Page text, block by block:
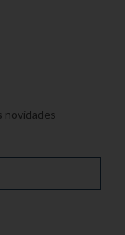
novidades